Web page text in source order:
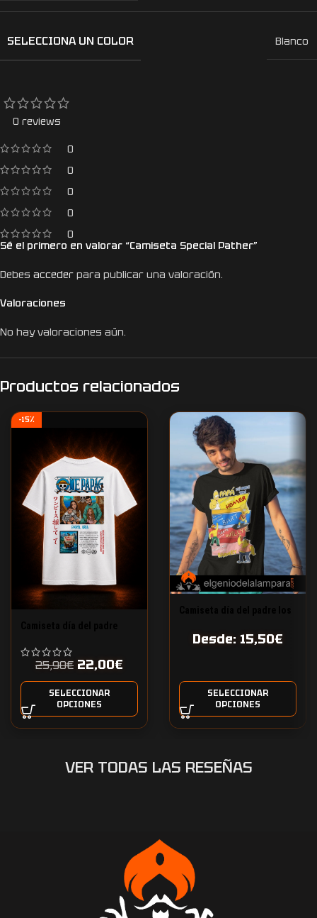
SELECCIONA UN COLOR Blanco
0 reviews
0
0
0
0
0
Valoraciones
No hay valoraciones aún.
Sé el primero en valorar “Camiseta Special Pather”
Debes acceder para publicar una valoración.
Productos relacionados
-15%
25,90€ 22,00€
SELECCIONAR
OPCIONES
Desde: 15,50€
SELECCIONAR
OPCIONES
VER TODAS LAS RESEÑAS